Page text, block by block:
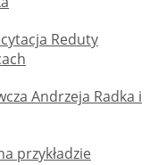
Reduty
Andrzeja Radka i
przykładzie